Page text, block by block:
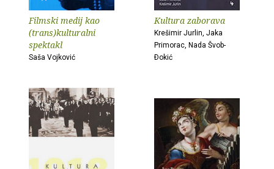
Filmski medij kao
(trans)kulturalni
spektakl
Saša Vojković
Kultura zaborava
Krešimir Jurlin, Jaka
Primorac, Nada Švob-
Ðokić